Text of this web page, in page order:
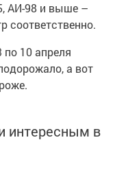
АИ-98 и выше –
соответственно.
10 апреля
а вот
интересным в